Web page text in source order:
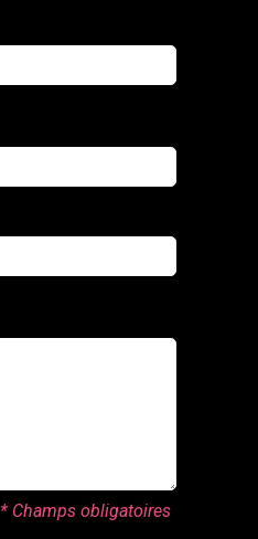
* Champs obligatoires